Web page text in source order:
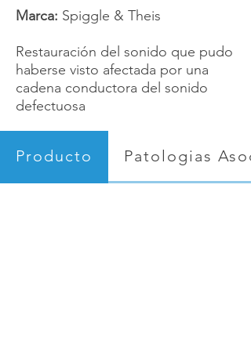
Marca: Spiggle & Theis
Restauración del sonido que pudo
haberse visto afectada por una
cadena conductora del sonido
defectuosa
Producto Patologias